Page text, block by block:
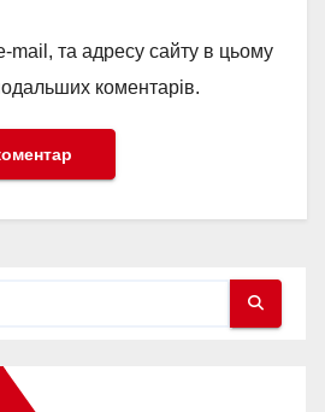
mail, та адресу сайту в цьому
коментарів.